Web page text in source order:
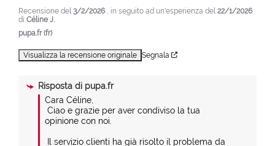
Recensione del 3/2/2026 , in seguito ad un'esperienza del 22/1/2026
di Céline J.
pupa.fr (fr)
Visualizza la recensione originale Segnala
Risposta di pupa.fr
Cara Céline,
opinione con noi.